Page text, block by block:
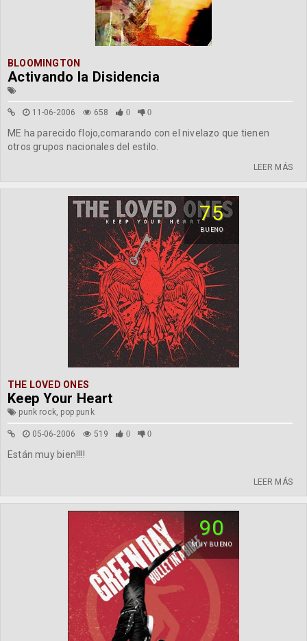
BLOOMINGTON
Activando la Disidencia
11-06-2006 658 0 0
ME ha parecido flojo,comarando con el nivelazo que tienen
otros grupos nacionales del estilo.
LEER MÁS
75
BUENO
THE LOVED ONES
Keep Your Heart
punk rock, pop punk
05-06-2006 519 0 0
Están muy bien!!!!
LEER MÁS
90
MUY BUENO